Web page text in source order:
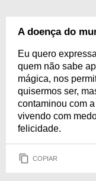
A doença do
Eu quero
quem não sabe
mágica, nos
quisermos ser,
contaminou com
vivendo com
felicidade.
COPIAR